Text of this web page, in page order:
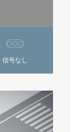
信号なし